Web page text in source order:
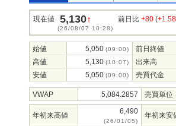
現在値 5,130↑
(26/08/07 10:28)
前日比 +80 (
始値 5,050 (09:00)
前日終値
高値
5,130 (10:07)
出来高
安値
5,050 (09:00) 売買代金
VWAP 5,084.2857 売買単位
年初来高値 6,490
(26/01/05)
年初来安